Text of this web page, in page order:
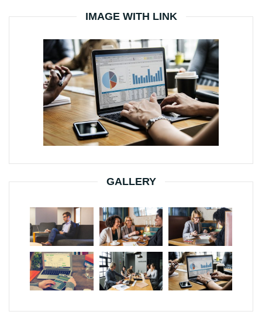
IMAGE WITH LINK
GALLERY